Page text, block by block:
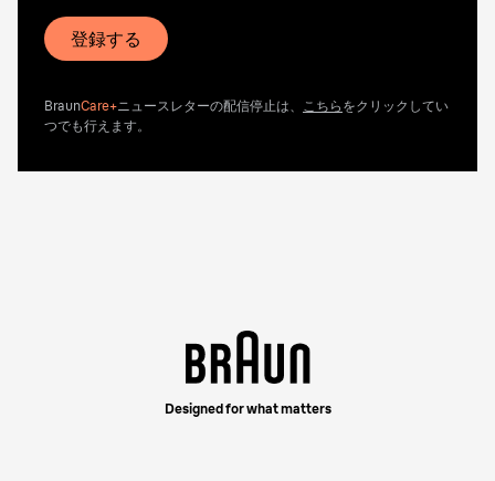
登録する
BraunCare+ニュースレターの配信停止は、 こちら をクリックしてい
つでも行えます。
Designed for what matters